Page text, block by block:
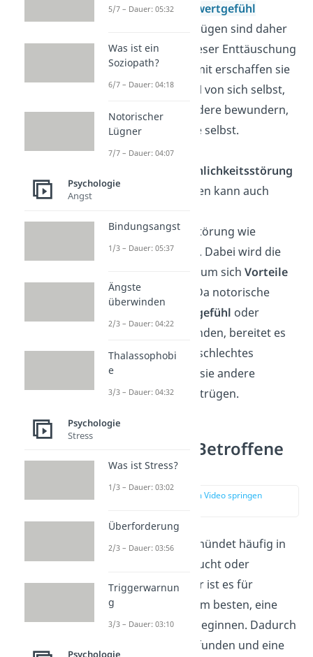
geringenSelbstwertgefühl
resultieren. Die Lügen sind daher
ein Mittel, mit dieser Enttäuschung
umzugehen. Damit erschaffen sie
einbesseres Bild von sich selbst,
das nicht nur andere bewundern,
sondern auch sie selbst.
Lügen als Persönlichkeitsstörung
Notorisches Lügen kann auch
Persönlichkeitsstörung wie
Narzissmus
sein. Dabei wird die
Lüge eingesetzt, um sich Vorteile
zu verschaffen. Da notorische
kein Mitgefühl oder
Empathie
empfinden, bereitet es
ihnen auch kein schlechtes
Gewissen, wenn sie andere
täuschen und betrügen.
Was können Betroffene
tun?
zur Stelle im Video springen
Notorisches Lügen mündet häufig in
sozialer Isolation
, Sucht oder
Depressionen. Daher ist es für
krankhafte Lügner am besten, eine
Psychotherapie
zu beginnen. Dadurch
können Auslöser gefunden und eine
5/7 – Dauer: 05:32
Was ist ein
Soziopath?
6/7 – Dauer: 04:18
Notorischer
Lügner
7/7 – Dauer: 04:07
Psychologie
Angst
Bindungsangst
1/3 – Dauer: 05:37
Ängste
überwinden
2/3 – Dauer: 04:22
Thalassophobi
e
3/3 – Dauer: 04:32
Psychologie
Stress
Was ist Stress?
1/3 – Dauer: 03:02
Überforderung
2/3 – Dauer: 03:56
Triggerwarnun
g
3/3 – Dauer: 03:10
Psychologie